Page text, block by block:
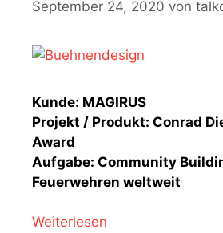
September 24, 2020 von
Kunde: MAGIRUS
Projekt / Produkt: Conrad
Award
Aufgabe: Community
Feuerwehren weltweit
Weiterlesen